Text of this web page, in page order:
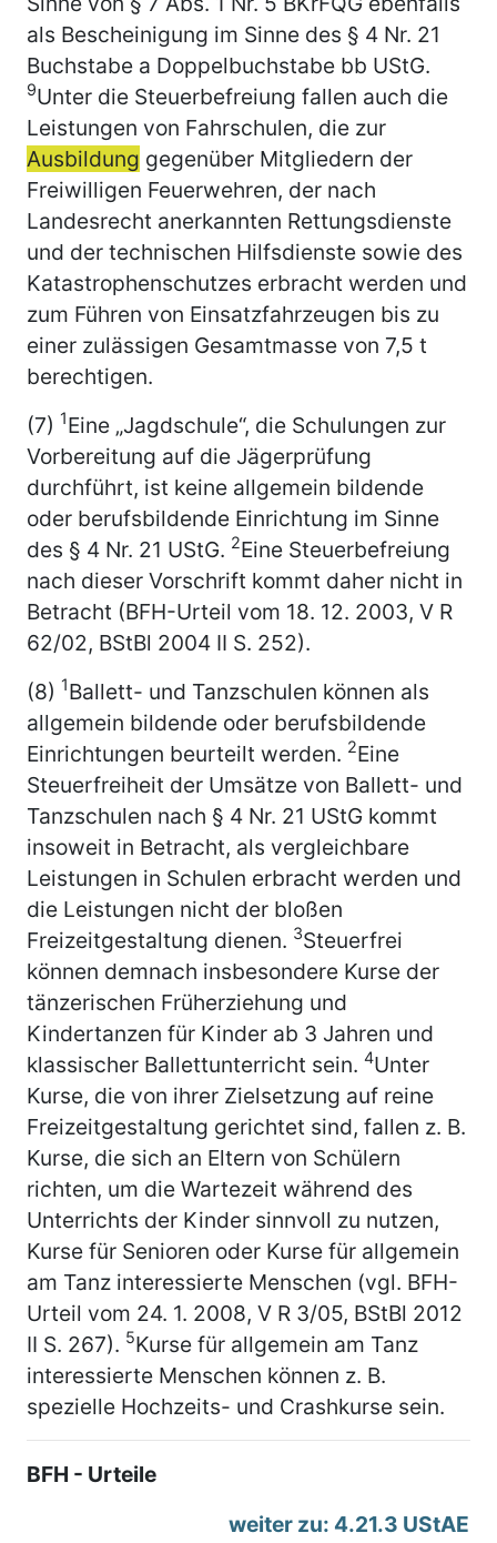
als Bescheinigung im Sinne des § 4 Nr. 21
Buchstabe a Doppelbuchstabe bb UStG.
9Unter die Steuerbefreiung fallen auch die
Leistungen von Fahrschulen, die zur
Ausbildung gegenüber Mitgliedern der
Freiwilligen Feuerwehren, der nach
Landesrecht anerkannten Rettungsdienste
und der technischen Hilfsdienste sowie des
Katastrophenschutzes erbracht werden und
zum Führen von Einsatzfahrzeugen bis zu
einer zulässigen Gesamtmasse von 7,5 t
berechtigen.
(7) 1Eine „Jagdschule“, die Schulungen zur
Vorbereitung auf die Jägerprüfung
durchführt, ist keine allgemein bildende
oder berufsbildende Einrichtung im Sinne
des § 4 Nr. 21 UStG. 2Eine Steuerbefreiung
nach dieser Vorschrift kommt daher nicht in
Betracht (BFH-Urteil vom 18. 12. 2003, V R
62/02, BStBl 2004 II S. 252).
(8) 1Ballett- und Tanzschulen können als
allgemein bildende oder berufsbildende
Einrichtungen beurteilt werden. 2Eine
Steuerfreiheit der Umsätze von Ballett- und
Tanzschulen nach § 4 Nr. 21 UStG kommt
insoweit in Betracht, als vergleichbare
Leistungen in Schulen erbracht werden und
die Leistungen nicht der bloßen
Freizeitgestaltung dienen. 3Steuerfrei
können demnach insbesondere Kurse der
tänzerischen Früherziehung und
Kindertanzen für Kinder ab 3 Jahren und
klassischer Ballettunterricht sein. 4Unter
Kurse, die von ihrer Zielsetzung auf reine
Freizeitgestaltung gerichtet sind, fallen z. B.
Kurse, die sich an Eltern von Schülern
richten, um die Wartezeit während des
Unterrichts der Kinder sinnvoll zu nutzen,
Kurse für Senioren oder Kurse für allgemein
am Tanz interessierte Menschen (vgl. BFH-
Urteil vom 24. 1. 2008, V R 3/05, BStBl 2012
II S. 267). 5Kurse für allgemein am Tanz
interessierte Menschen können z. B.
spezielle Hochzeits- und Crashkurse sein.
BFH - Urteile
weiter zu: 4.21.3 UStAE